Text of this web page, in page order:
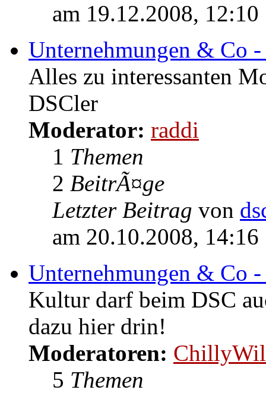
am 19.12.2008, 12:10
Unternehmungen & Co
Alles zu interessanten
DSCler
Moderator: raddi
1 Themen
2 BeitrÃ¤ge
Letzter Beitrag von
am 20.10.2008, 14:16
Unternehmungen & Co
Kultur darf beim DSC
dazu hier drin!
Moderatoren:
5 Themen